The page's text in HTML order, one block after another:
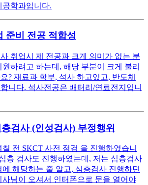
공학과입니다.
준비 전공 적합성
취업시 제 전공과 크게 의미가 없는 분
하려고 하는데, 해당 부분이 크게 불리
? 재료과 학부, 석사 하고있고, 반도체
니다. 석사전공은 배터리/연료전지입니
검사 (인성검사) 부정행위
전 SKCT 사전 점검 을 진행하였습니
층 검사도 진행하였는데, 저는 심층검사
에 해당하는 줄 알고, 심층검사 진행하던
사님이 오셔서 인터폰으로 문을 열어야